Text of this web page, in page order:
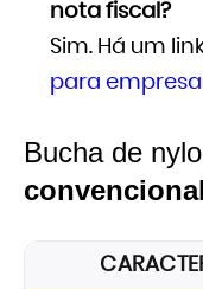
nota fiscal?
Sim. Há um
para empresa
Bucha de
convencional